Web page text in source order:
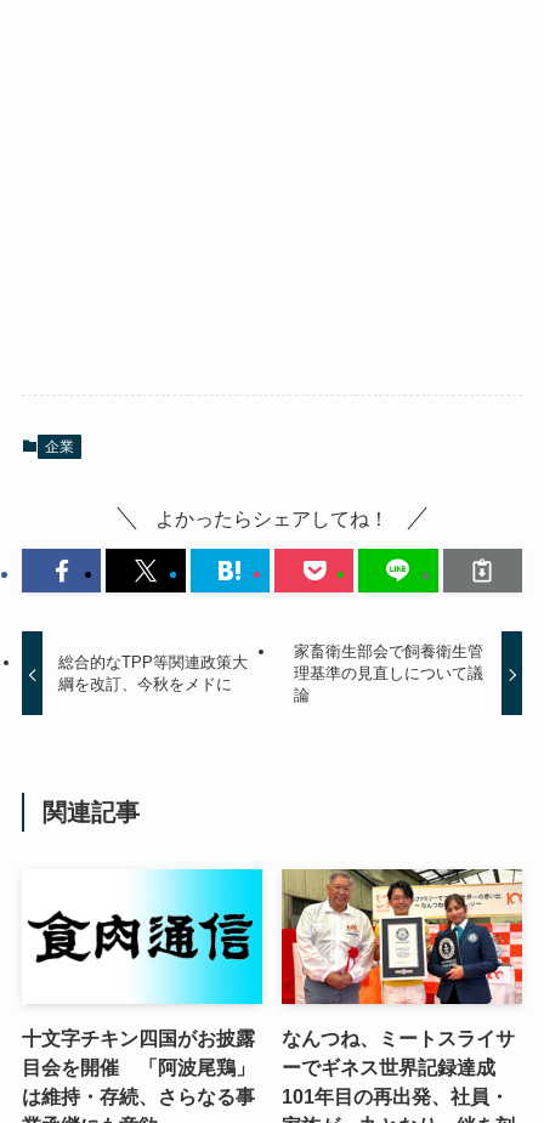
企業
よかったらシェアしてね！
総合的なTPP等関連政策大
綱を改訂、今秋をメドに
家畜衛生部会で飼養衛生管
理基準の見直しについて議
論
関連記事
十文字チキン四国がお披露
目会を開催 「阿波尾鶏」
は維持・存続、さらなる事
なんつね、ミートスライサ
ーでギネス世界記録達成
101年目の再出発、社員・